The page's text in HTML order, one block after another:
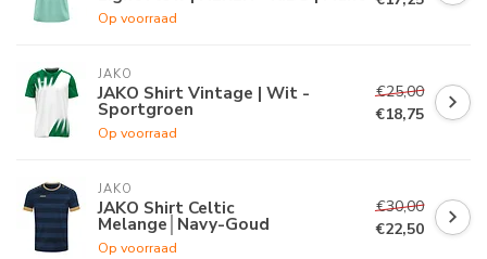
Op voorraad
JAKO
JAKO Shirt Vintage | Wit -
Sportgroen
Op voorraad
€25,00
€18,75
JAKO
JAKO Shirt Celtic
Melange│Navy-Goud
Op voorraad
€30,00
€22,50